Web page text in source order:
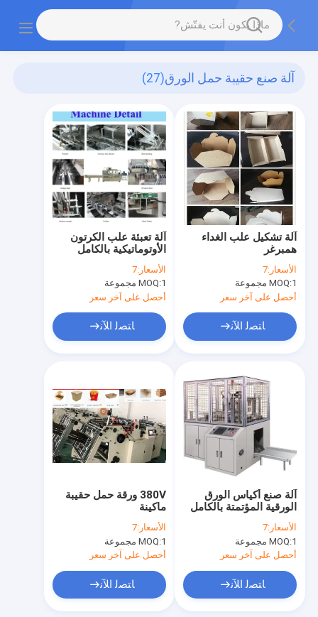
آلة صنع حقيبة حمل الورق(27)
آلة تعبئة علب الكرتون
الأوتوماتيكية بالكامل
الأسعار:7
MOQ:1 مجموعة
أحصل على آخر سعر
ﺎﺘﺼﻟ ﺍﻶﻧ
آلة تشكيل علب الغداء
همبرغر
الأسعار:7
MOQ:1 مجموعة
أحصل على آخر سعر
ﺎﺘﺼﻟ ﺍﻶﻧ
380V ورقة حمل حقيبة
ماكينة
الأسعار:7
MOQ:1 مجموعة
أحصل على آخر سعر
ﺎﺘﺼﻟ ﺍﻶﻧ
آلة صنع أكياس الورق
الورقية المؤتمتة بالكامل
ماكينة صنع علب الغداء
الورقية
الأسعار:7
MOQ:1 مجموعة
أحصل على آخر سعر
ﺎﺘﺼﻟ ﺍﻶﻧ